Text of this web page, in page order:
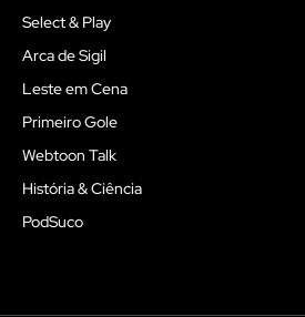
Select & Play
Arca de Sigil
Leste em Cena
Primeiro Gole
Webtoon Talk
História & Ciência
PodSuco